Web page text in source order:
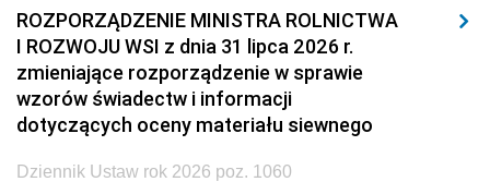
ROZPORZĄDZENIE MINISTRA ROLNICTWA
I ROZWOJU WSI z dnia 31 lipca 2026 r.
zmieniające rozporządzenie w sprawie
wzorów świadectw i informacji
dotyczących oceny materiału siewnego
Dziennik Ustaw rok 2026 poz. 1060